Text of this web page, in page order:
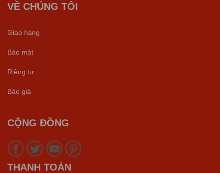
VỀ CHÚNG TÔI
Giao hàng
Bảo mật
Riêng tư
Báo giá
CỘNG ĐỒNG
THANH TOÁN